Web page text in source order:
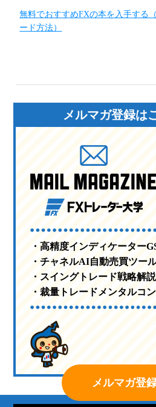
無料でおすすめFXの本を入手する
ード方法）
メルマガ登録は
・高精度インディケーター
・チャネルAI自動売買ツー
・スイングトレード戦略解説
・裁量トレードメンタルコ
メルマガ登